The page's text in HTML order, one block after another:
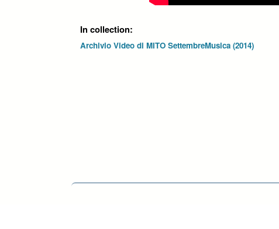
In collection:
Archivio Video di MITO SettembreMusica (2014)